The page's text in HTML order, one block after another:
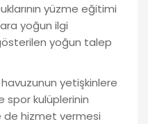
yüzme eğitimi
yoğun ilgi
yoğun talep
yetişkinlere
spor kulüplerinin
hizmet vermesi